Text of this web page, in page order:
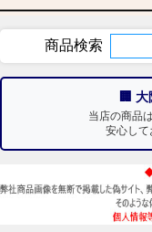
商品検索
🏢
当店の商品
安心して